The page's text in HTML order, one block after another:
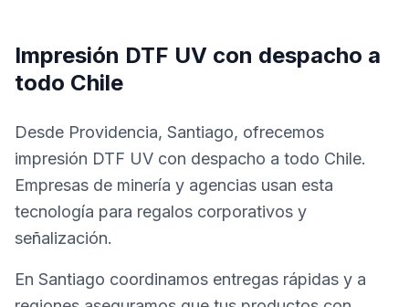
Impresión DTF UV con despacho a
todo Chile
Desde Providencia, Santiago, ofrecemos
impresión DTF UV con despacho a todo Chile.
Empresas de minería y agencias usan esta
tecnología para regalos corporativos y
señalización.
En Santiago coordinamos entregas rápidas y a